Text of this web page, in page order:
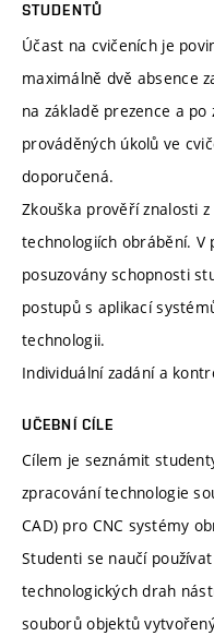
STUDENTŮ
Účast na cvičeních je
maximálně dvě absence
na základě prezence a
prováděných úkolů ve
doporučená.
Zkouška prověří znalosti
technologiích obrábění. V
posuzovány schopnosti
postupů s aplikací
technologii.
Individuální zadání a
UČEBNÍ CÍLE
Cílem je seznámit
zpracování technologie
CAD) pro CNC systémy
Studenti se naučí
technologických drah
souborů objektů